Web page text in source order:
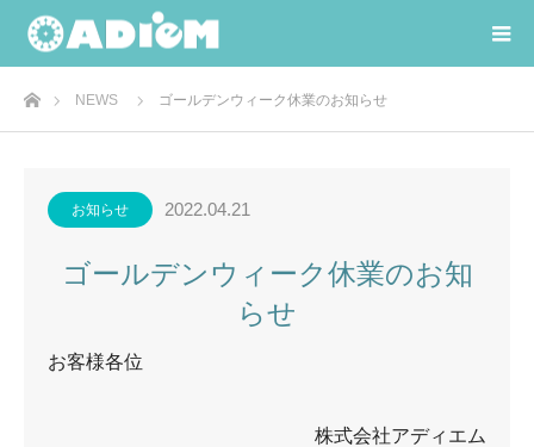
ホームNEWS ゴールデンウィーク休業のお知らせ
お知らせ 2022.04.21
ゴールデンウィーク休業のお知
らせ
お客様各位
株式会社アディエム